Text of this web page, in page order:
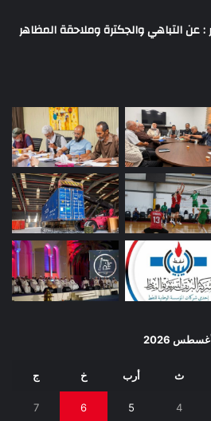
عن التباهي والجكترة وملاحقة المظاهر
2026
ث أرب خ ج
4
5
6
7